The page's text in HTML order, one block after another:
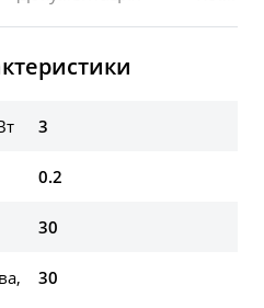
3
0.2
30
30